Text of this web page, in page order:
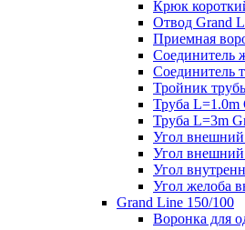
Крюк
Отвод Grand
Приемная
Соединитель
Соединитель
Тройник
Труба L=1.0m
Труба L=3m
Угол внешний
Угол внешний
Угол
Угол желоба
Grand Line 150/100
Воронка для